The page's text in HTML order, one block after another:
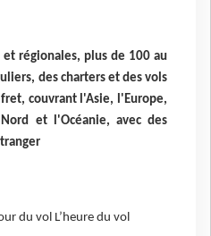
régionales, plus de 100 au
des charters et des vols
couvrant l'Asie, l'Europe,
et l'Océanie, avec des
du vol L’heure du vol